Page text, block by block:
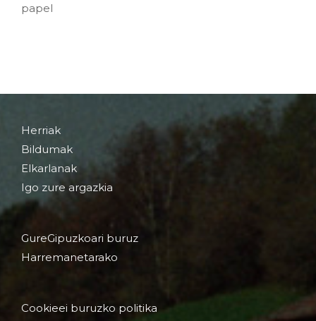
papel
Herriak
Bildumak
Elkarlanak
Igo zure argazkia
GureGipuzkoari buruz
Harremanetarako
Cookieei buruzko politika